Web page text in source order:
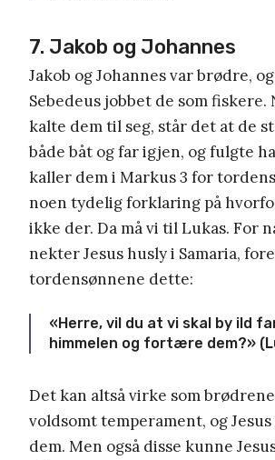
7. Jakob og Johannes
Jakob og Johannes var brødre,
Sebedeus jobbet de som fiskere.
kalte dem til seg, står det at de
både båt og far igjen, og fulgte
kaller dem i Markus 3 for
noen tydelig forklaring på
ikke der. Da må vi til Lukas. For
nekter Jesus husly i Samaria,
tordensønnene dette:
«Herre, vil du at vi skal by ild
himmelen og fortære dem?»
Det kan altså virke som
voldsomt temperament, og
dem. Men også disse kunne